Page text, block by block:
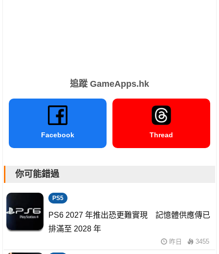
追蹤 GameApps.hk
Facebook Thread
你可能錯過
PS5
PS6 2027 年推出恐更難實現 記憶體供應傳已
排滿至 2028 年
昨日 3455